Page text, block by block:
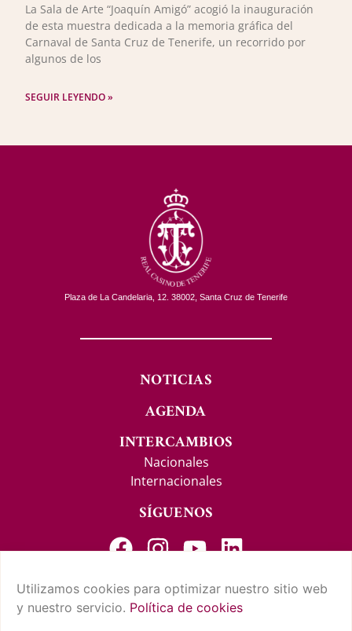
Utilizamos cookies para optimizar nuestro sitio web
y nuestro servicio. Política de cookies
La Sala de Arte “Joaquín Amigó” acogió la inauguración
de esta muestra dedicada a la memoria gráfica del
Carnaval de Santa Cruz de Tenerife, un recorrido por
algunos de los
SEGUIR LEYENDO »
Plaza de La Candelaria, 12. 38002, Santa Cruz de Tenerife
NOTICIAS
AGENDA
INTERCAMBIOS
Nacionales
Internacionales
SÍGUENOS
CONTACTO Y SUGERENCIAS
AVISO LEGAL